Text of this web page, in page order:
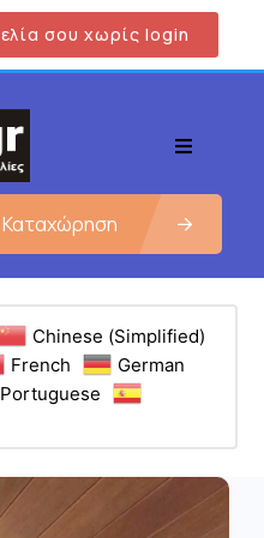
σου χωρίς login
Chinese (Simplified)
French
German
Portuguese